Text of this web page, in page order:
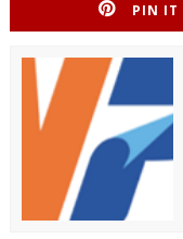
PIN IT